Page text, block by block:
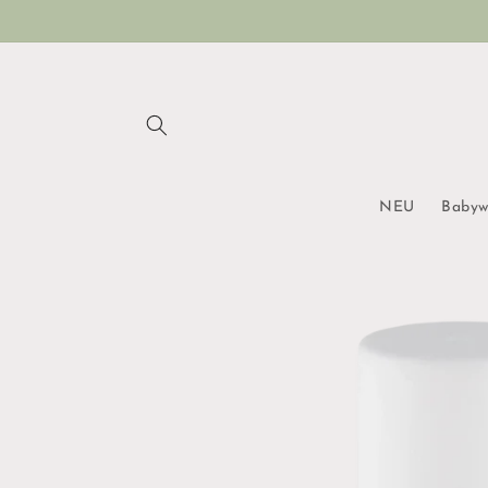
Inhalt
NEU